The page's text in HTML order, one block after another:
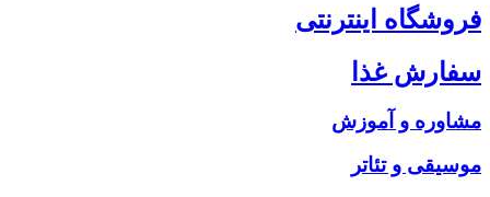
فروشگاه اینترنتی
سفارش غذا
مشاوره و آموزش
موسیقی و تئاتر